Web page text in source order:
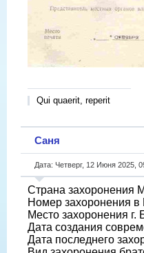
Qui quaerit, reperit
Саня
Дата: Четверг, 12 Июня 2025,
Страна захоронения
Номер захоронения
Место захоронения
Дата создания
Дата последнего